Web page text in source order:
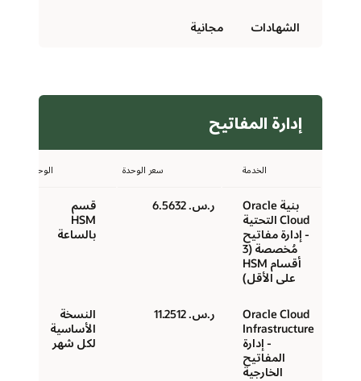
الشهادات مجانية
الخدمة سعر الوحدة الوحدة
بنية Oracle
Cloud التحتية
- إدارة مفاتيح
مُخصصة (3
أقسام HSM
على الأقل)
ر.س.‏ 6.5632
قسم
HSM
بالساعة
Oracle Cloud
Infrastructure
- إدارة
المفاتيح
الخارجية
ر.س.‏ 11.2512
النسخة
الأساسية
لكل شهر